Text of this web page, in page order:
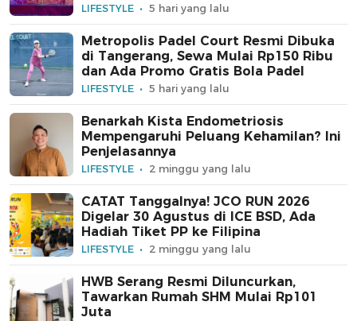
LIFESTYLE 5 hari yang lalu
Metropolis Padel Court Resmi Dibuka
di Tangerang, Sewa Mulai Rp150 Ribu
dan Ada Promo Gratis Bola Padel
LIFESTYLE 5 hari yang lalu
Benarkah Kista Endometriosis
Mempengaruhi Peluang Kehamilan? Ini
Penjelasannya
LIFESTYLE 2 minggu yang lalu
CATAT Tanggalnya! JCO RUN 2026
Digelar 30 Agustus di ICE BSD, Ada
Hadiah Tiket PP ke Filipina
LIFESTYLE 2 minggu yang lalu
HWB Serang Resmi Diluncurkan,
Tawarkan Rumah SHM Mulai Rp101
Juta